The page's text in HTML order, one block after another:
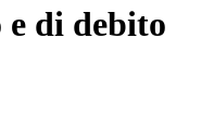
e di debito